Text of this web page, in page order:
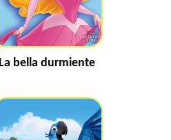
La bella durmiente